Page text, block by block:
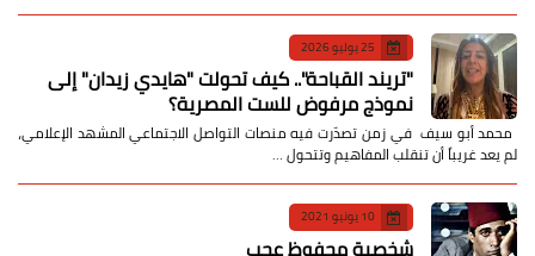
25 يوليو 2026
​"تريند القباحة".. كيف تحولت "هايدي زيدان" إلى
نموذج مرفوض للست المصرية؟
​ محمد أبو سيف ​في زمن تصدّرت فيه منصات التواصل الاجتماعي المشهد الإعلامي،
لم يعد غريباً أن تنقلب المفاهيم وتتحول …
10 يونيو 2021
شخصية محفوظ عجب